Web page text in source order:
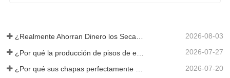
¿Realmente Ahorran Dinero los Secadores de Chapa Más Grandes? 2026-08-03
2026-07-27
2026-07-20